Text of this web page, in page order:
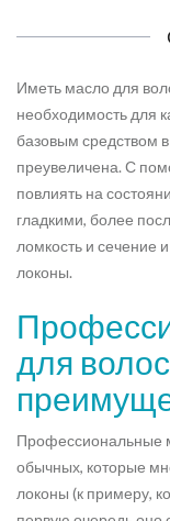
Иметь масло для
необходимость для
базовым средством
преувеличена. С
повлиять на
гладкими, более
ломкость и сечение
локоны.
для
Профессиональные
обычных, которые
локоны (к примеру,